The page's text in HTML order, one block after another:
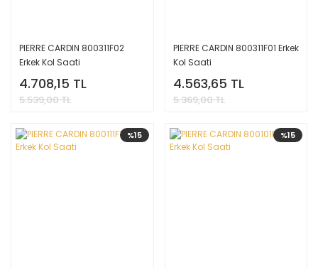
PIERRE CARDIN 800311F02
Erkek Kol Saati
4.708,15 TL
5.539,00 TL
PIERRE CARDIN 800311F01 Erkek
Kol Saati
4.563,65 TL
5.369,00 TL
%15 %15